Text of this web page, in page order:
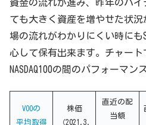
資金の流れが進み、昨年のハ
ても大きく資産を増やせた状
場の流れがわかりにくい時にも
心して保有出来ます。チャート
NASDAQ100の間のパフォーマン
VOOの
平均取得
株価
（2021.3.
直近の配
当額